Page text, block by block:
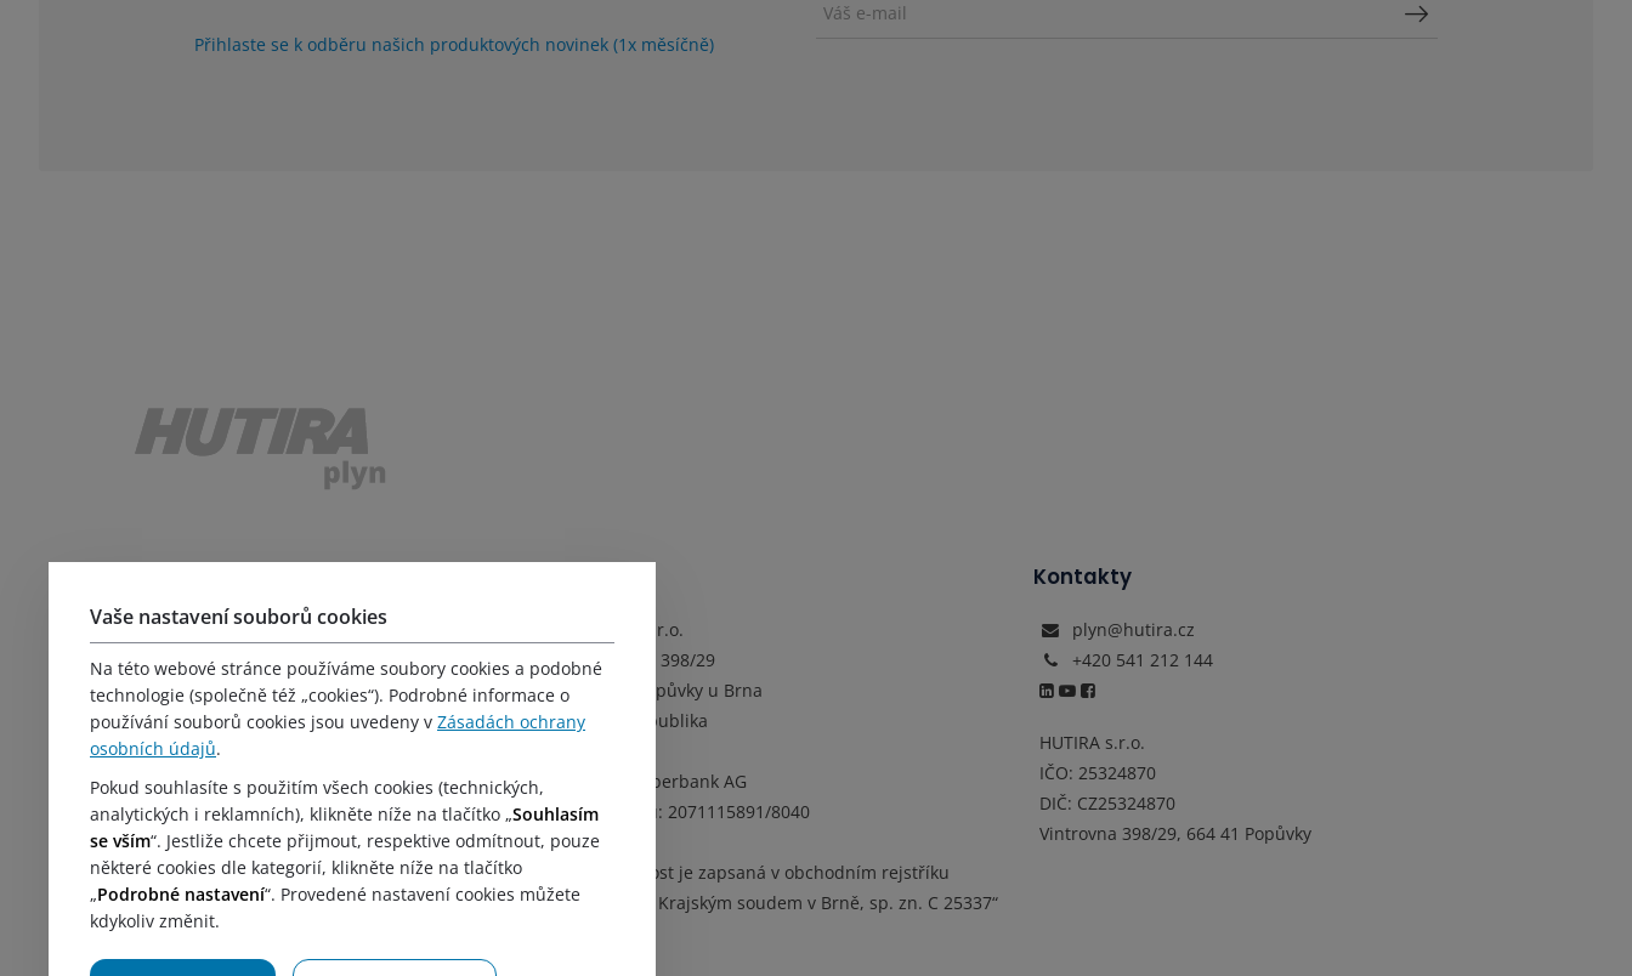
Přihlaste se k odběru našich produktových novinek (1x měsíčně)
Produkty
Servis
Kariéra
Školení
Obchodní podmínky
Reklamační řád
Formulář pro odstoupení od smlouvy
Poučení kupujícího
Zásady zpracování ochrany osobních údajů
HUTIRA s.r.o.
Vintrovna 398/29
664 41 Popůvky u Brna
Česká republika
Banka: Oberbank AG
Číslo účtu: 2071115891/8040
„Společnost je zapsaná v obchodním rejstříku
vedeném Krajským soudem v Brně, sp. zn. C 25337“
Kontakty
plyn@hutira.cz
+420 541 212 144
HUTIRA s.r.o.
IČO:25324870
DIČ: CZ25324870
Vintrovna 398/29, 664 41 Popůvky
Vaše nastavení souborů cookies
Na této webové stránce používáme soubory cookies a podobné
technologie (společně též „cookies“). Podrobné informace o
používání souborů cookies jsou uvedeny v Zásadách ochrany
osobních údajů.
Pokud souhlasíte s použitím všech cookies (technických,
analytických i reklamních), klikněte níže na tlačítko „Souhlasím
se vším“. Jestliže chcete přijmout, respektive odmítnout, pouze
některé cookies dle kategorií, klikněte níže na tlačítko
„Podrobné nastavení“. Provedené nastavení cookies můžete
kdykoliv změnit.